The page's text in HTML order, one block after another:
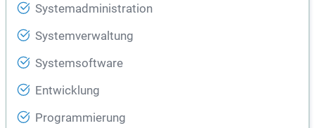
Systemadministration
Systemverwaltung
Systemsoftware
Entwicklung
Programmierung